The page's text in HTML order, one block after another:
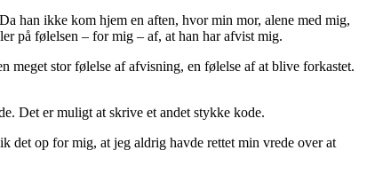
han ikke kom hjem en aften, hvor min mor, alene med mig,
på følelsen – for mig – af, at han har afvist mig.
meget stor følelse af afvisning, en følelse af at blive forkastet.
Det er muligt at skrive et andet stykke kode.
det op for mig, at jeg aldrig havde rettet min vrede over at